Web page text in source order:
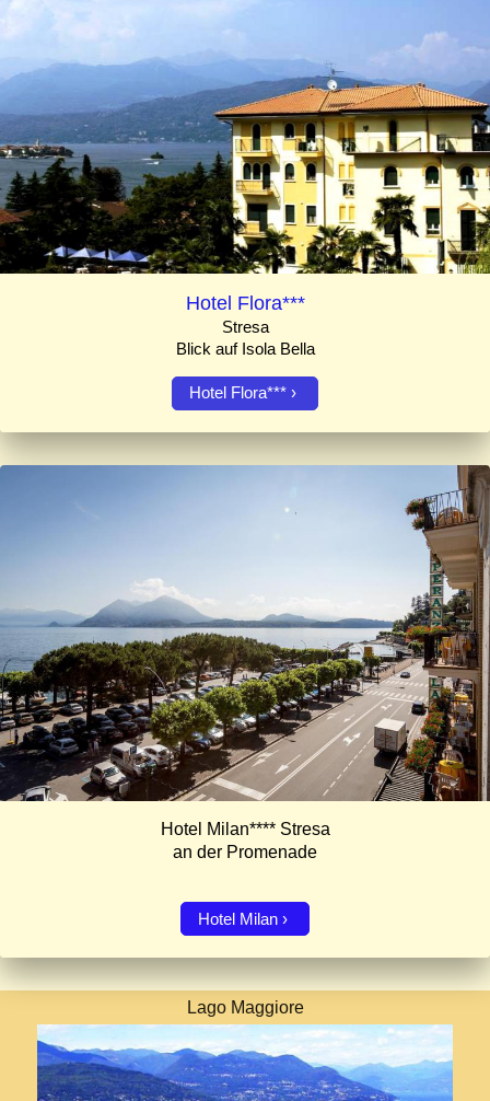
Hotel Flora***
Stresa
Blick auf Isola Bella
Hotel Flora***
Hotel Milan**** Stresa
an der Promenade
Hotel Milan
Lago Maggiore